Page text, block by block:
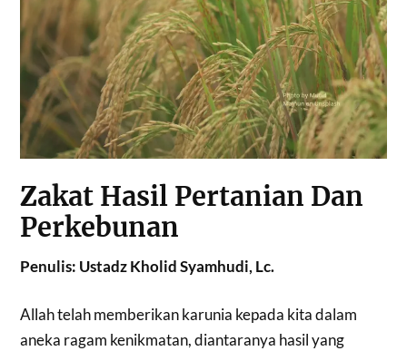
Zakat Hasil Pertanian Dan
Perkebunan
Penulis: Ustadz Kholid Syamhudi, Lc.
Allah telah memberikan karunia kepada kita dalam
aneka ragam kenikmatan, diantaranya hasil yang